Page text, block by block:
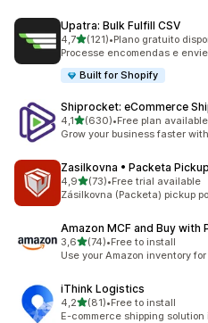
Upatra: Bulk Fulfill CSV
4,7de 5 estrelas
(121)
121 total de avaliações
•Plano gratuito
Processe encomendas e
Built for Shopify
Shiprocket: eCommerce
4,1de 5 estrelas
(630)
630 total de avaliações
•Free plan available
Grow your business faster
Zasilkovna • Packeta Pickup
4,9de 5 estrelas
(73)
73 total de avaliações
•Free trial available
Zásilkovna (Packeta) pickup
Amazon MCF and Buy with
3,6de 5 estrelas
(74)
74 total de avaliações
•Free to install
Use your Amazon inventory
iThink Logistics
4,2de 5 estrelas
(81)
81 total de avaliações
•Free to install
E-commerce shipping solution